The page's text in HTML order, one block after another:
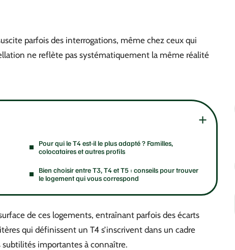
parfois des interrogations, même chez ceux qui
ne reflète pas systématiquement la même réalité
Pour qui le T4 est-il le plus adapté ? Familles,
colocataires et autres profils
Bien choisir entre T3, T4 et T5 : conseils pour trouver
le logement qui vous correspond
de ces logements, entraînant parfois des écarts
qui définissent un T4 s’inscrivent dans un cadre
subtilités importantes à connaître.